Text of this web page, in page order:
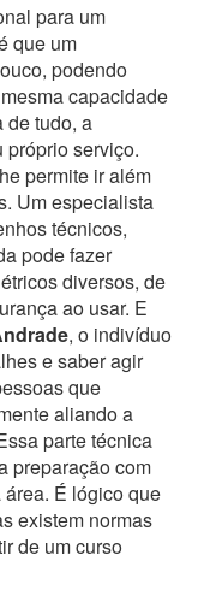
para um
que um
podendo
capacidade
de tudo, a
serviço.
permite ir além
Um especialista
técnicos,
pode fazer
diversos, de
ao usar. E
, o indivíduo
e saber agir
que
aliando a
parte técnica
preparação com
É lógico que
existem normas
de um curso